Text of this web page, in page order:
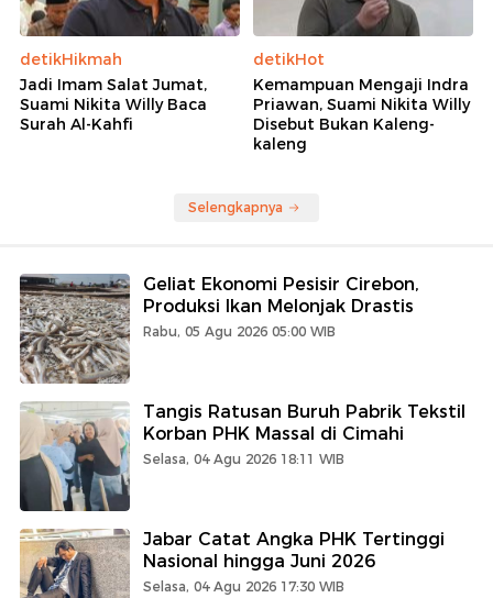
detikHikmah
Jadi Imam Salat Jumat,
Suami Nikita Willy Baca
Surah Al-Kahfi
detikHot
Kemampuan Mengaji Indra
Priawan, Suami Nikita Willy
Disebut Bukan Kaleng-
kaleng
Selengkapnya
Geliat Ekonomi Pesisir Cirebon,
Produksi Ikan Melonjak Drastis
Rabu, 05 Agu 2026 05:00 WIB
Tangis Ratusan Buruh Pabrik Tekstil
Korban PHK Massal di Cimahi
Selasa, 04 Agu 2026 18:11 WIB
Jabar Catat Angka PHK Tertinggi
Nasional hingga Juni 2026
Selasa, 04 Agu 2026 17:30 WIB